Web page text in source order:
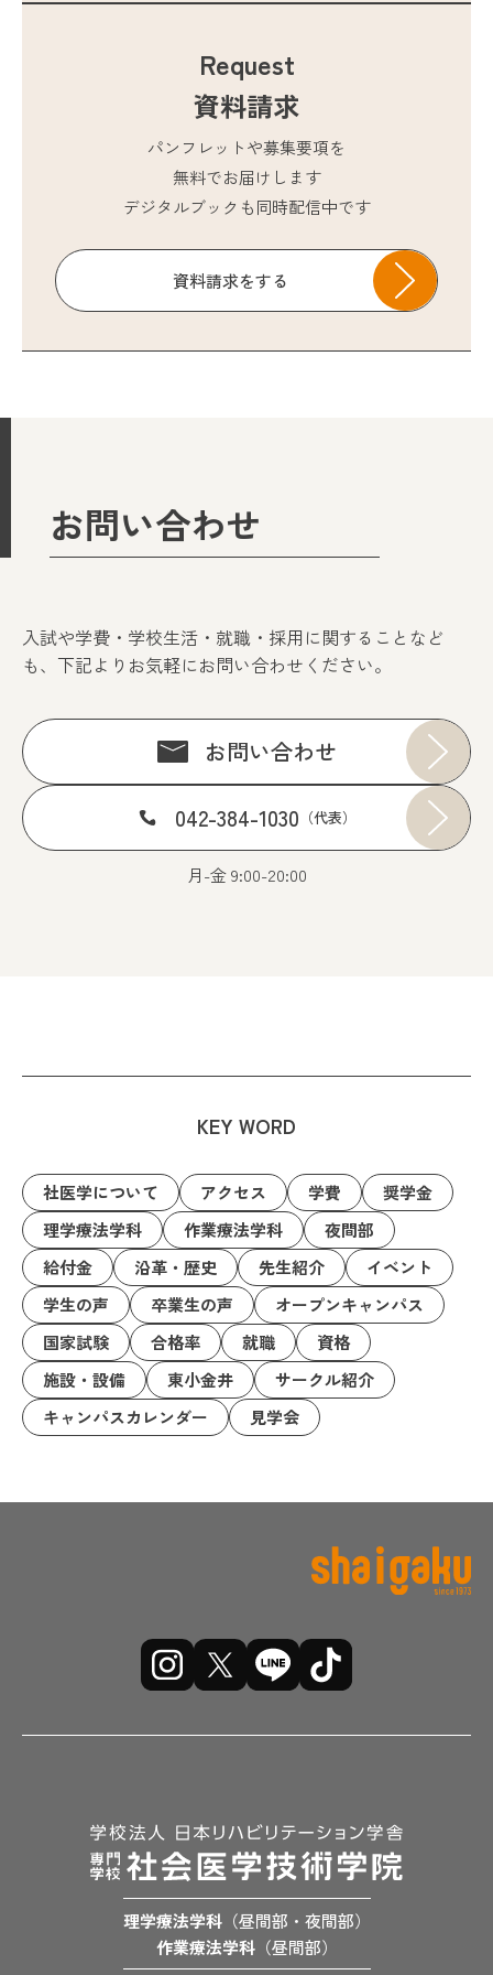
Request
資料請求
パンフレットや募集要項を
無料でお届けします
デジタルブックも同時配信中です
資料請求をする
お問い合わせ
入試や学費・学校生活・就職・採用に関することなど
も、下記よりお気軽にお問い合わせください。
お問い合わせ
042-384-1030 （代表）
月-金 9:00-20:00
KEY WORD
社医学について アクセス 学費
奨学金
理学療法学科
作業療法学科
夜間部
給付金
沿革・歴史 先生紹介
イベント
学生の声
卒業生の声
オープンキャンパス
国家試験
合格率 就職
資格
施設・設備
東小金井
サークル紹介
キャンパスカレンダー
見学会
理学療法学科（昼間部・夜間部）
作業療法学科（昼間部）